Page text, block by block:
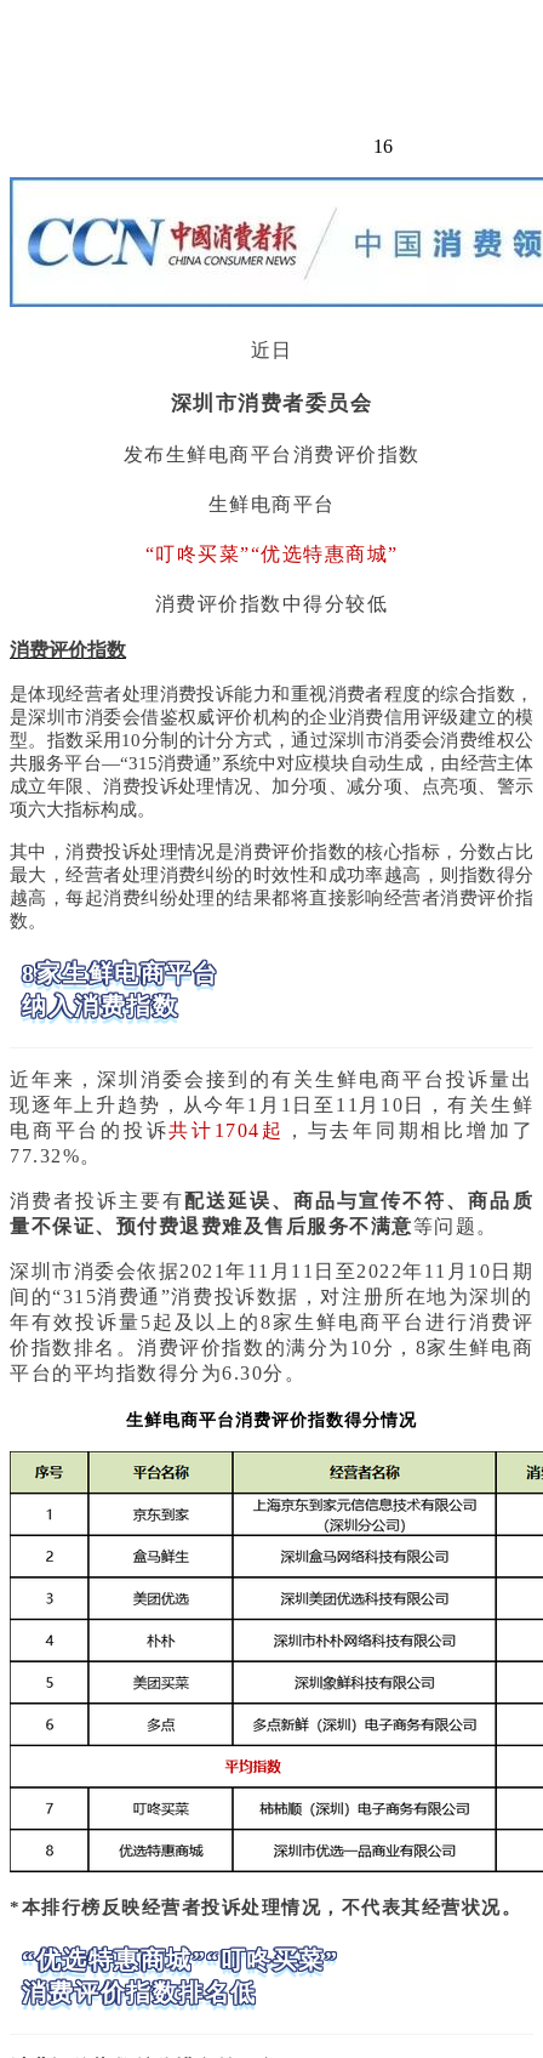
16
近日
深圳市消费者委员会
发布生鲜电商平台消费评价指数
生鲜电商平台
“叮咚买菜”“优选特惠商城”
消费评价指数中得分较低
消费评价指数
是体现经营者处理消费投诉能力和重视消费者程度的综合指数，
是深圳市消委会借鉴权威评价机构的企业消费信用评级建立的模
型。指数采用10分制的计分方式，通过深圳市消委会消费维权公
共服务平台—“315消费通”系统中对应模块自动生成，由经营主体
成立年限、消费投诉处理情况、加分项、减分项、点亮项、警示
项六大指标构成。
其中，消费投诉处理情况是消费评价指数的核心指标，分数占比
最大，经营者处理消费纠纷的时效性和成功率越高，则指数得分
越高，每起消费纠纷处理的结果都将直接影响经营者消费评价指
数。
8家生鲜电商平台
纳入消费指数
近年来，深圳消委会接到的有关生鲜电商平台投诉量出
现逐年上升趋势，从今年1月1日至11月10日，有关生鲜
电商平台的投诉共计1704起
，与去年同期相比增加了
77.32%。
消费者投诉主要有配送延误、商品与宣传不符、商品质
量不保证、预付费退费难及售后服务不满意等问题。
深圳市消委会依据2021年11月11日至2022年11月10日期
间的“315消费通”消费投诉数据，对注册所在地为深圳的
年有效投诉量5起及以上的8家生鲜电商平台进行消费评
价指数排名。消费评价指数的满分为10分，8家生鲜电商
平台的平均指数得分为6.30分。
生鲜电商平台消费评价指数得分情况
*本排行榜反映经营者投诉处理情况，不代表其经营状况。
“优选特惠商城”“叮咚买菜”
消费评价指数排名低